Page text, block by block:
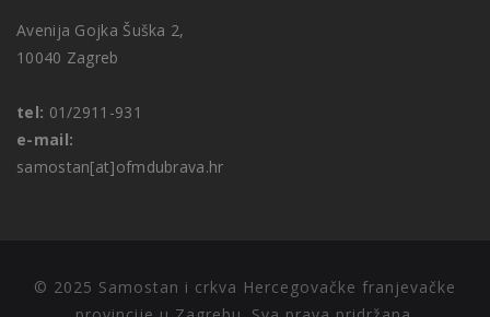
Avenija Gojka Šuška 2,
10040 Zagreb
tel: 01/2911-931
e-mail:
samostan[at]ofmdubrava.hr
© 2025 Samostan i crkva Hercegovačke franjevačke